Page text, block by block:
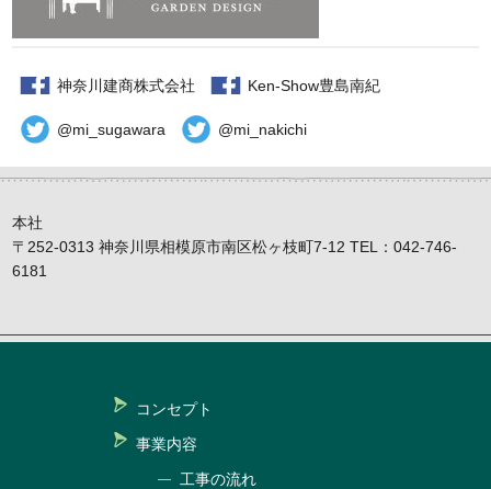
神奈川建商株式会社 Ken-Show豊島南紀
@mi_sugawara @mi_nakichi
本社
〒252-0313 神奈川県相模原市南区松ヶ枝町7-12 TEL：042-746-
6181
コンセプト
事業内容
工事の流れ